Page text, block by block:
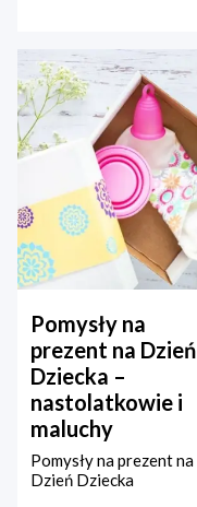
Pomysły na
prezent na Dzień
Dziecka –
nastolatkowie i
maluchy
Pomysły na prezent na
Dzień Dziecka